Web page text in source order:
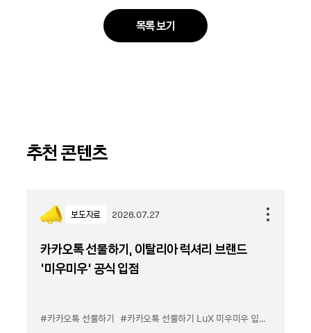
목록 보기
추천 콘텐츠
보도자료 2026.07.27
카카오톡 선물하기, 이탈리아 럭셔리 브랜드
'미우미우' 공식 입점
#카카오톡 선물하기 #카카오톡 선물하기 LuX 미우미우 입점